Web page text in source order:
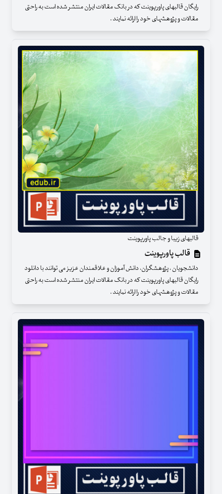
رایگان قالبهای پاورپوینت که در بانک مقالات ایران منتشر شده است به راحتی
مقالات و پژوهشهای خود را ارائه نمایند .
قالبهای زیبا و جالب پاورپوینت
قالب پاورپوینت
دانشجویان ، پژوهشگران، دانش آموزان و علاقمندان عزیز می توانند با دانلود
رایگان قالبهای پاورپوینت که در بانک مقالات ایران منتشر شده است به راحتی
مقالات و پژوهشهای خود را ارائه نمایند .